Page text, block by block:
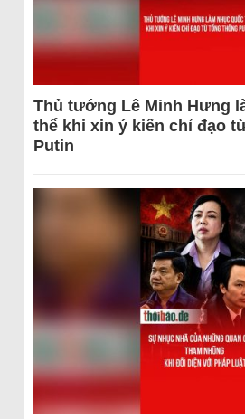
Thủ tướng Lê Minh Hưng
thể khi xin ý kiến chỉ đạo
Putin